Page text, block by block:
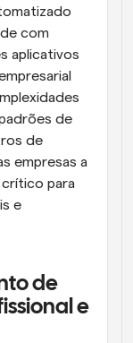
com
aplicativos
de
de
empresas a
para
e
de
e